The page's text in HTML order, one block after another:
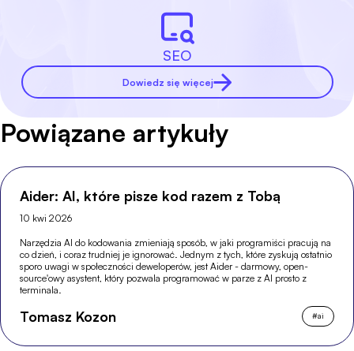
SEO
Dowiedz się więcej
Powiązane artykuły
Aider: AI, które pisze kod razem z Tobą
10 kwi 2026
Narzędzia AI do kodowania zmieniają sposób, w jaki programiści pracują na
co dzień, i coraz trudniej je ignorować. Jednym z tych, które zyskują ostatnio
sporo uwagi w społeczności deweloperów, jest Aider - darmowy, open-
source'owy asystent, który pozwala programować w parze z AI prosto z
terminala.
Tomasz Kozon #ai